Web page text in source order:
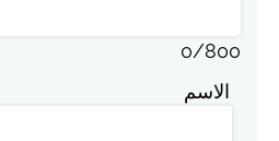
0/800
الاسم